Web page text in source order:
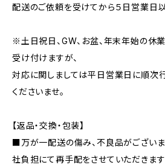
配送のご依頼を受けてから５日営業日
※土日祝日、GW、お盆、年末年始の休
受け付けますが、
対応に関しましては平日営業日に順次
くださいませ。
【返品・交換・包装】
■万が一配送の傷み、不良品がござい
社負担にて再手配をさせていただきま